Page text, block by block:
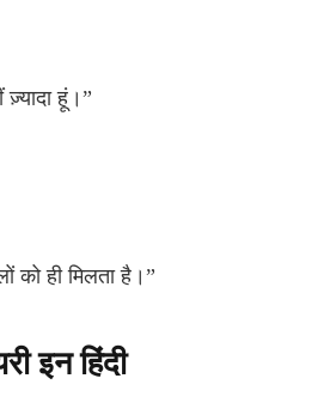
हूं।”
को ही मिलता है।”
इन हिंदी